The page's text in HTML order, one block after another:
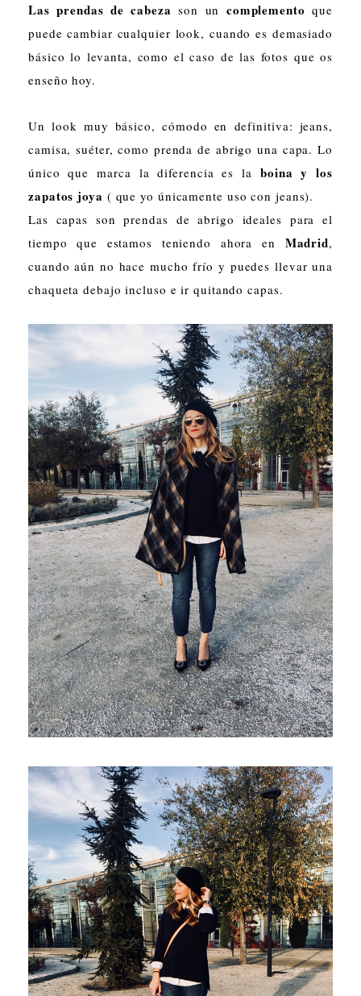
Las prendas de cabeza son un complemento que
puede cambiar cualquier look, cuando es demasiado
básico lo levanta, como el caso de las fotos que os
enseño hoy.
Un look muy básico, cómodo en definitiva: jeans,
camisa, suéter, como prenda de abrigo una capa. Lo
único que marca la diferencia es la boina y los
zapatos joya ( que yo únicamente uso con jeans).
Las capas son prendas de abrigo ideales para el
tiempo que estamos teniendo ahora en Madrid,
cuando aún no hace mucho frío y puedes llevar una
chaqueta debajo incluso e ir quitando capas.